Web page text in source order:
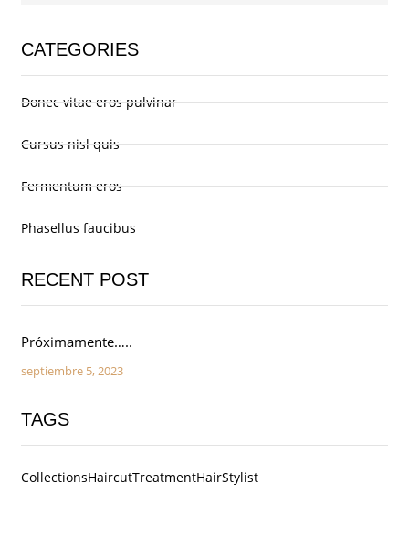
CATEGORIES
Donec vitae eros pulvinar
Cursus nisl quis
Fermentum eros
Phasellus faucibus
RECENT POST
Próximamente…..
septiembre 5, 2023
TAGS
CollectionsHaircutTreatmentHairStylist